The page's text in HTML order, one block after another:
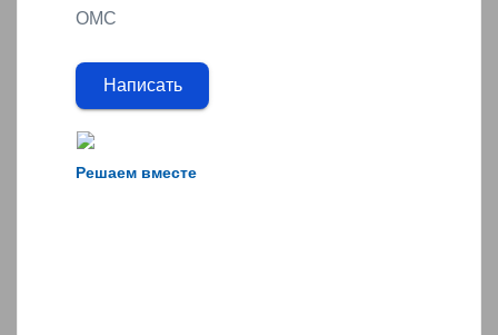
Решаем вместе
ОМС
Написать